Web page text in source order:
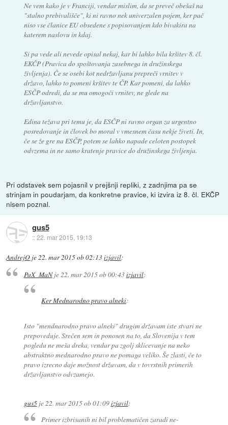
Ne vem kako je v Franciji, vendar mislim, da se preveč obešaš na
"stalno prebivališče", ki ni ravno nek univerzalen pojem, ker pač
niso vse članice EU obsedene s popisovanjem kdo bivakira na
katerem naslovu in kdaj.
Si pa vede ali nevede opisal nekaj, kar bi lahko bila kršitev 8. čl.
EKČP (Pravica do spoštovanja zasebnega in družinskega
življenja). Če se osebi kot nedržavljanu prepreči vrnitev v
državo, lahko to pomeni kršitev te ČP. Kar pomeni, da lahko
ESČP odredi, da se mu omogoči vrnitev, ne glede na
državljanstvo.
Edina težava pri temu je, da ESČP ni ravno organ za urgentno
posredovanje in človek bo moral v vmesnem času nekje živeti. In,
če se že gre na ESČP, potem se lahko napade celoten postopek
odvzema in ne samo kratenje pravice do družinskega življenja.
Pri odstavek sem pojasnil v prejšnji repliki, z zadnjima pa se
strinjam in poudarjam, da konkretne pravice, ki izvira iz 8. čl. EKČP
nisem poznal.
gus5
::22. mar 2015, 19:13
AndrejO je22. mar 2015 ob 02:13izjavil:
PaX_MaNje 22. mar 2015 ob 00:43izjavil:
Ker Mednarodno pravo alneki:
Isto "mendnarodno pravo alneki" drugim državam iste stvari ne
prepoveduje. Srečen sem in ponosen na to, da Slovenija v tem
pogledu ne meša dreka, vendar pa zgolj sklicevanje na neko
abstraktno mednarodno pravo ne pomaga veliko. Še zlasti, če to
pravo izrecno daje možnost državam, da v tovrstnih primerih
državljanstvo odvzamejo.
gus5je 22. mar 2015 ob 01:09izjavil:
Primer izbrisanih ni bil problematičen zaradi ne-